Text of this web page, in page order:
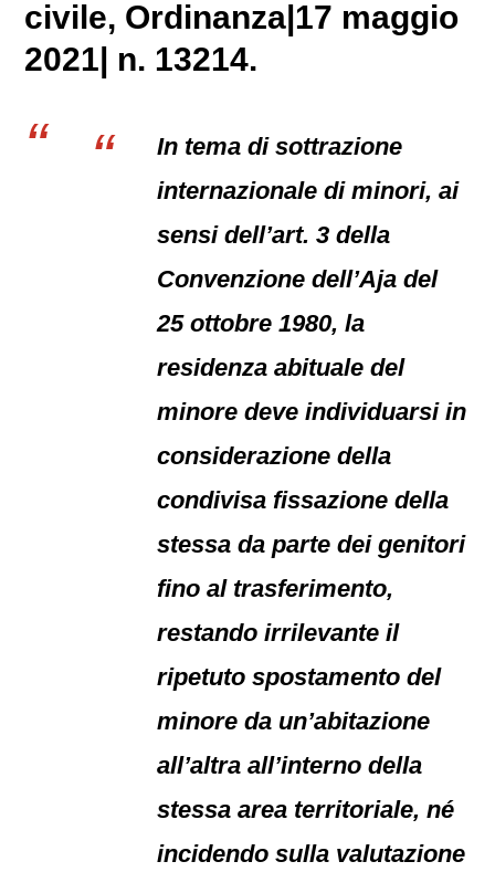
civile, Ordinanza|17 maggio
2021| n. 13214.
In tema di sottrazione
internazionale di minori, ai
sensi dell’art. 3 della
Convenzione dell’Aja del
25 ottobre 1980, la
residenza abituale del
minore deve individuarsi in
considerazione della
condivisa fissazione della
stessa da parte dei genitori
fino al trasferimento,
restando irrilevante il
ripetuto spostamento del
minore da un’abitazione
all’altra all’interno della
stessa area territoriale, né
incidendo sulla valutazione